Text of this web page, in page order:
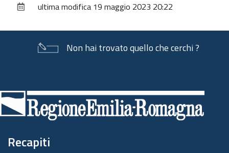
documentoultima modifica 19 maggio 2023 20:22
Non hai trovato quello che cerchi ?
di
pagina
Recapiti